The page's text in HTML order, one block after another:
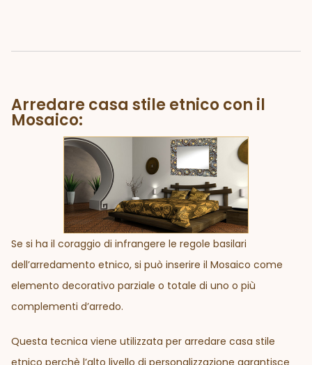
Arredare casa stile etnico con il
Mosaico:
Se si ha il coraggio di infrangere le regole basilari
dell’arredamento etnico, si può inserire il Mosaico come
elemento decorativo parziale o totale di uno o più
complementi d’arredo.
Questa tecnica viene utilizzata per arredare casa stile
etnico perchè l’alto livello di personalizzazione garantisce